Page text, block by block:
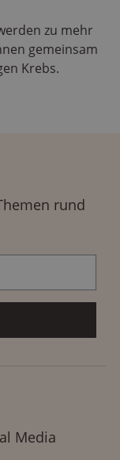
zu mehr
gemeinsam
Krebs.
rund
Media